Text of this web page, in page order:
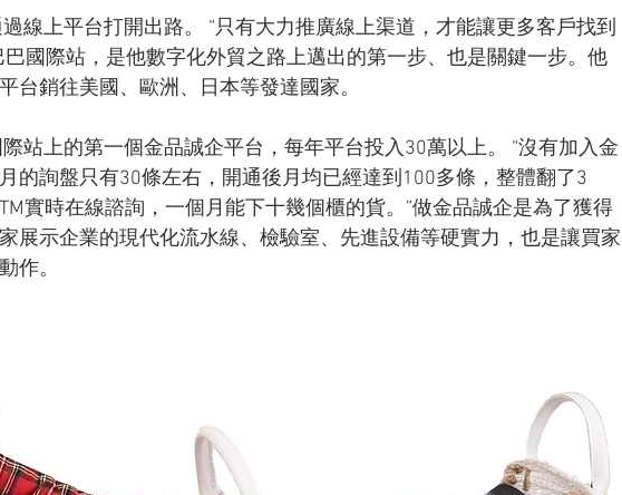
線上平台打開出路。 “只有大力推廣線上渠道，才能讓更多客戶找到
巴國際站，是他數字化外貿之路上邁出的第一步、也是關鍵一步。他
台銷往美國、歐洲、日本等發達國家。
站上的第一個金品誠企平台，每年平台投入30萬以上。 “沒有加入金
的詢盤只有30條左右，開通後月均已經達到100多條，整體翻了3
實時在線諮詢，一個月能下十幾個櫃的貨。”做金品誠企是為了獲得
展示企業的現代化流水線、檢驗室、先進設備等硬實力，也是讓買家
作。